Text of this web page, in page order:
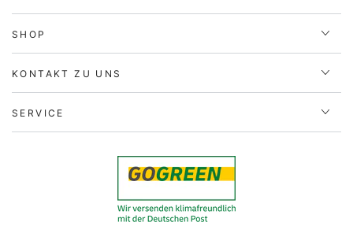
SHOP
KONTAKT ZU UNS
SERVICE